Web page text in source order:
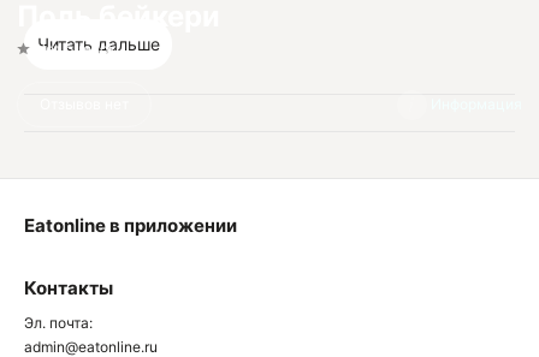
Нет оценок
Читать дальше
Контакты
Эл. почта:
admin@eatonline.ru
Eatonline в приложении